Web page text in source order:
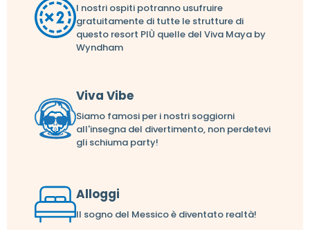
I nostri ospiti potranno usufruire
gratuitamente di tutte le strutture di
questo resort PIÙ quelle del Viva Maya by
Wyndham
Viva Vibe
Siamo famosi per i nostri soggiorni
all'insegna del divertimento, non perdetevi
gli schiuma party!
Alloggi
Il sogno del Messico è diventato realtà!